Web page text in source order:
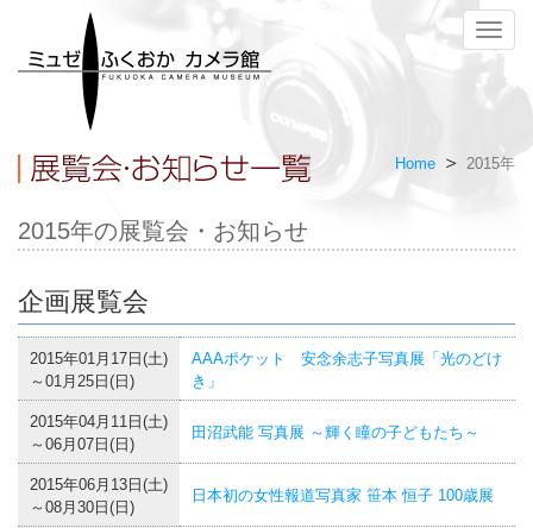
メ
ニ
Home 2015年
2015年の展覧会・お知らせ
企画展覧会
2015年01月17日(土)
～01月25日(日)
AAAポケット 安念余志子写真展「光のどけ
き」
2015年04月11日(土)
～06月07日(日)
田沼武能 写真展 ～輝く瞳の子どもたち～
2015年06月13日(土)
～08月30日(日)
日本初の女性報道写真家 笹本 恒子 100歳展